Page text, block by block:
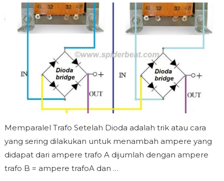
Memparalel Trafo Setelah Dioda adalah trik atau cara
yang sering dilakukan untuk menambah ampere yang
didapat dari ampere trafo A dijumlah dengan ampere
trafo B = ampere trafoA dan …